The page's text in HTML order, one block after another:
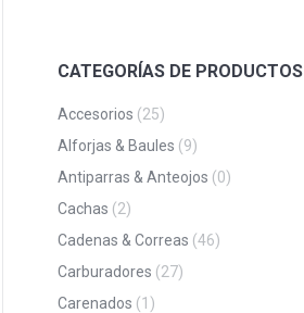
CATEGORÍAS DE PRODUCTOS
Accesorios (25)
Alforjas & Baules (9)
Antiparras & Anteojos (0)
Cachas (2)
Cadenas & Correas (46)
Carburadores (27)
Carenados (1)